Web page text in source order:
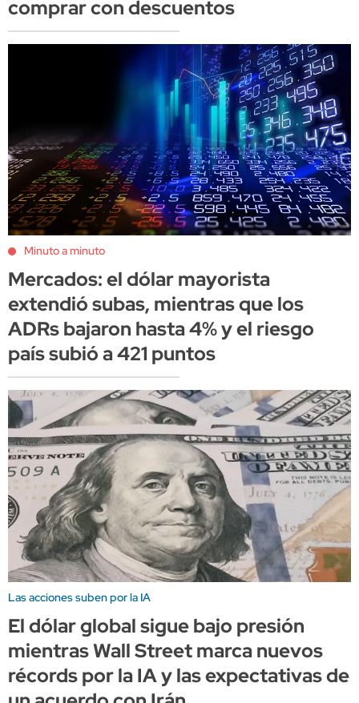
comprar con descuentos
Minuto a minuto
Mercados: el dólar mayorista
extendió subas, mientras que los
ADRs bajaron hasta 4% y el riesgo
país subió a 421 puntos
Las acciones suben por la IA
El dólar global sigue bajo presión
mientras Wall Street marca nuevos
récords por la IA y las expectativas de